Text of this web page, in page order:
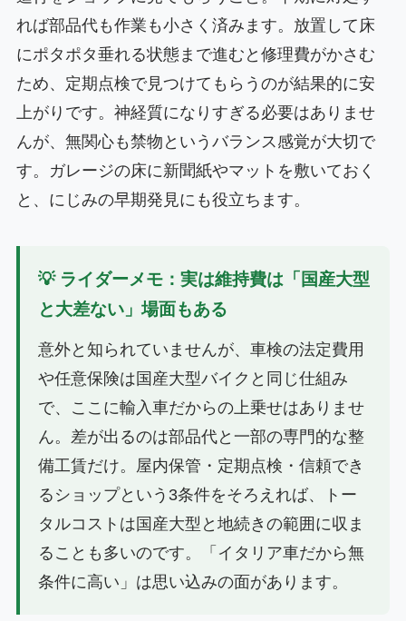
れば部品代も作業も小さく済みます。放置して床
にポタポタ垂れる状態まで進むと修理費がかさむ
ため、定期点検で見つけてもらうのが結果的に安
上がりです。神経質になりすぎる必要はありませ
んが、無関心も禁物というバランス感覚が大切で
す。ガレージの床に新聞紙やマットを敷いておく
と、にじみの早期発見にも役立ちます。
💡 ライダーメモ：実は維持費は「国産大型
と大差ない」場面もある
意外と知られていませんが、車検の法定費用
や任意保険は国産大型バイクと同じ仕組み
で、ここに輸入車だからの上乗せはありませ
ん。差が出るのは部品代と一部の専門的な整
備工賃だけ。屋内保管・定期点検・信頼でき
るショップという3条件をそろえれば、トー
タルコストは国産大型と地続きの範囲に収ま
ることも多いのです。「イタリア車だから無
条件に高い」は思い込みの面があります。